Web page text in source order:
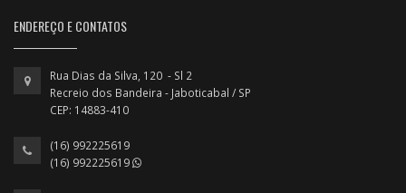
ENDEREÇO E CONTATOS
Rua Dias da Silva, 120 - Sl 2
Recreio dos Bandeira - Jaboticabal / SP
CEP: 14883-410
(16) 992225619
(16) 992225619